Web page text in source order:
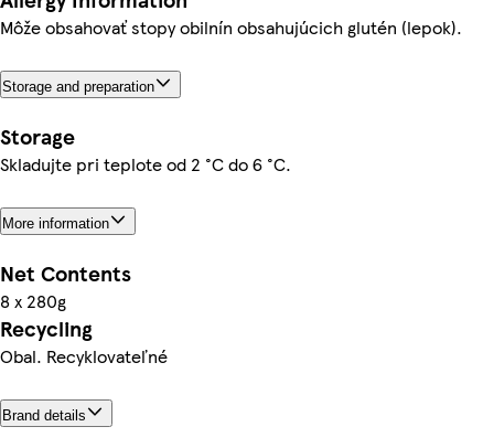
Môže obsahovať stopy obilnín obsahujúcich glutén (lepok).
Storage and preparation
Storage
Skladujte pri teplote od 2 °C do 6 °C.
More information
Net Contents
8 x 280g
Recycling
Obal. Recyklovateľné
Brand details